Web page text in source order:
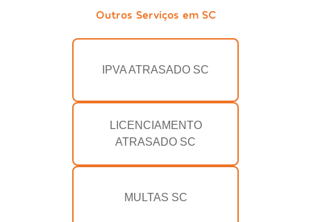
Outros Serviços em SC
IPVA ATRASADO SC
LICENCIAMENTO
ATRASADO SC
MULTAS SC